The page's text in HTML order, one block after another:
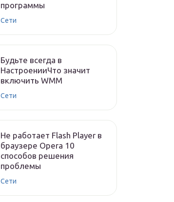
программы
Сети
Будьте всегда в
НастроенииЧто значит
включить WMM
Сети
Не работает Flash Player в
браузере Opera 10
способов решения
проблемы
Сети